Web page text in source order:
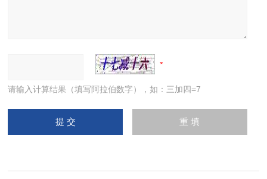
请输入计算结果（填写阿拉伯数字），如：三加四=7